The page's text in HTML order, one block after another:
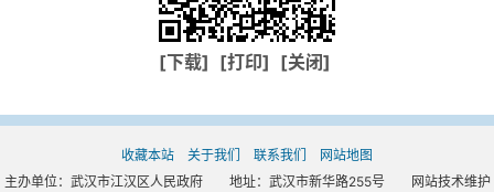
[下载] [打印] [关闭]
收藏本站 关于我们 联系我们
网站地图
主办单位：武汉市江汉区人民政府 地址：武汉市新华路255号 网站技术维护